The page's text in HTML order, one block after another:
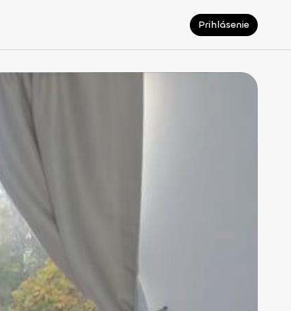
Prihlásenie